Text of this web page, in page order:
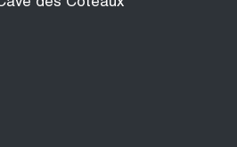
des Coteaux